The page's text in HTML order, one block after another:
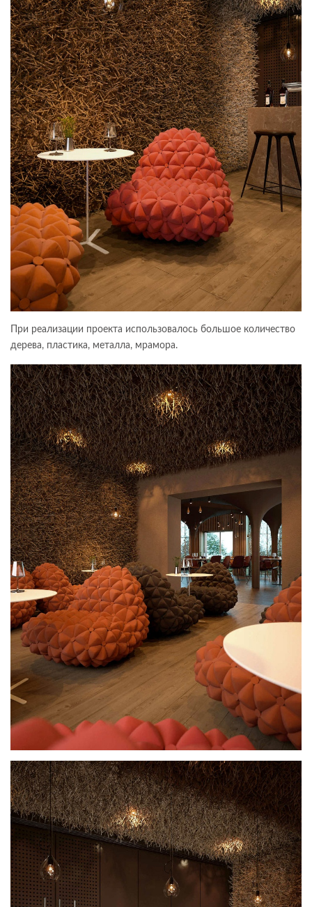
При реализации проекта использовалось большое количество
дерева, пластика, металла, мрамора.